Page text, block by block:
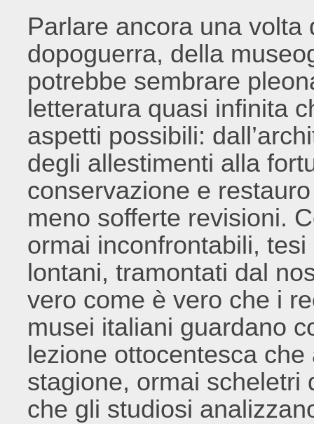
Parlare ancora una
dopoguerra, della
potrebbe sembrare
letteratura quasi infinita
aspetti possibili:
degli allestimenti alla
conservazione e
meno sofferte revisioni.
ormai inconfrontabili,
lontani, tramontati dal
vero come è vero che i
musei italiani guardano
lezione ottocentesca
stagione, ormai scheletri
che gli studiosi